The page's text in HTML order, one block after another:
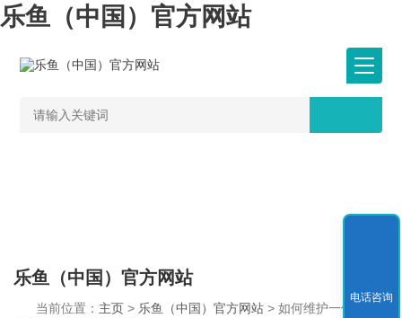
乐鱼（中国）官方网站
乐鱼（中国）官方网站
当前位置： 主页 > 乐鱼（中国）官方网站 > 如何维护一体型马
电话咨询